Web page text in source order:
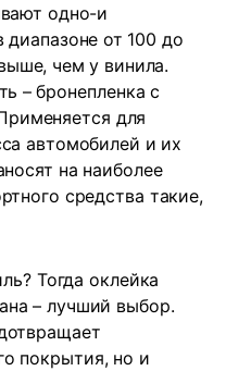
одно-и
от 100 до
чем у винила.
– бронепленка с
для
автомобилей и их
на наиболее
средства такие,
Тогда оклейка
– лучший выбор.
покрытия, но и